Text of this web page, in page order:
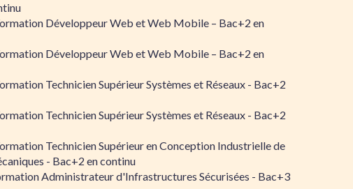
Développeur Web et Web Mobile – Bac+2 en
Développeur Web et Web Mobile – Bac+2 en
Technicien Supérieur Systèmes et Réseaux - Bac+2
Technicien Supérieur Systèmes et Réseaux - Bac+2
Technicien Supérieur en Conception Industrielle de
- Bac+2 en continu
Administrateur d'Infrastructures Sécurisées - Bac+3